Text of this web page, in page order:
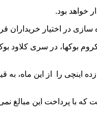
می آیند.بر خلاف کروم بوکها، در
با پرداخت این مبالغ نمی